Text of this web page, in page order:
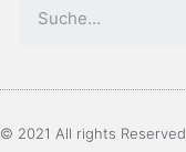
© 2021 All rights Reserved.